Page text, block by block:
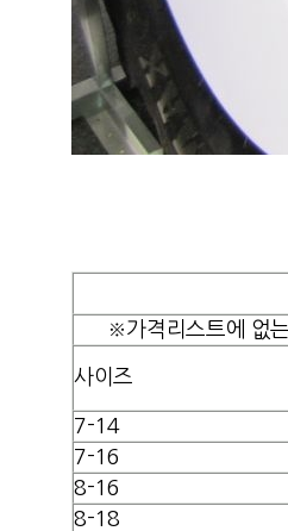
※가격리스트에 없
사이즈
7-14
7-16
8-16
8-18